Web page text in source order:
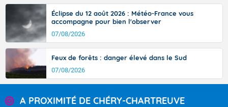
Éclipse du 12 août 2026 : Météo-France vous
accompagne pour bien l'observer
07/08/2026
Feux de forêts : danger élevé dans le Sud
07/08/2026
A PROXIMITÉ DE CHÉRY-CHARTREUVE